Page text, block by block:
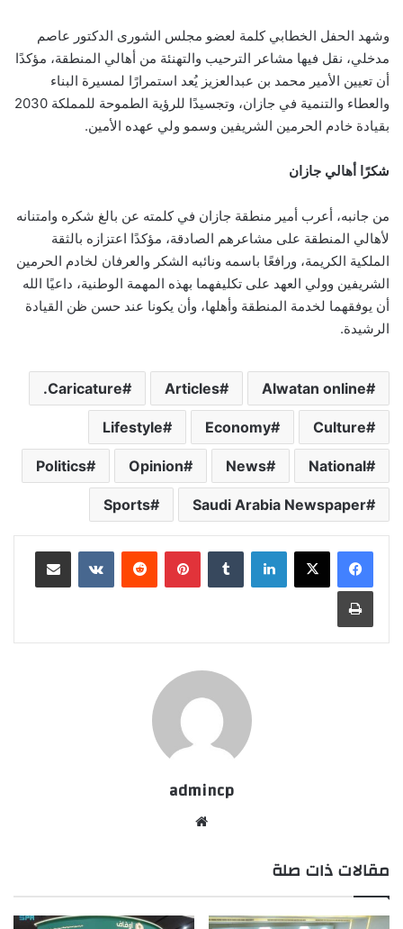
وشهد الحفل الخطابي كلمة لعضو مجلس الشورى الدكتور عاصم
مدخلي، نقل فيها مشاعر الترحيب والتهنئة من أهالي المنطقة، مؤكدًا
أن تعيين الأمير محمد بن عبدالعزيز يُعد استمرارًا لمسيرة البناء
والعطاء والتنمية في جازان، وتجسيدًا للرؤية الطموحة للمملكة 2030
بقيادة خادم الحرمين الشريفين وسمو ولي عهده الأمين.
شكرًا أهالي جازان
من جانبه، أعرب أمير منطقة جازان في كلمته عن بالغ شكره وامتنانه
لأهالي المنطقة على مشاعرهم الصادقة، مؤكدًا اعتزازه بالثقة
الملكية الكريمة، ورافعًا باسمه ونائبه الشكر والعرفان لخادم الحرمين
الشريفين وولي العهد على تكليفهما بهذه المهمة الوطنية، داعيًا الله
أن يوفقهما لخدمة المنطقة وأهلها، وأن يكونا عند حسن ظن القيادة
الرشيدة.
Alwatan online
Articles
Caricature.
Culture
Economy
Lifestyle
National
News
Opinion
Politics
Saudi Arabia Newspaper
Sports
لينكدإن بينتيريست
admincp
مقالات ذات صلة